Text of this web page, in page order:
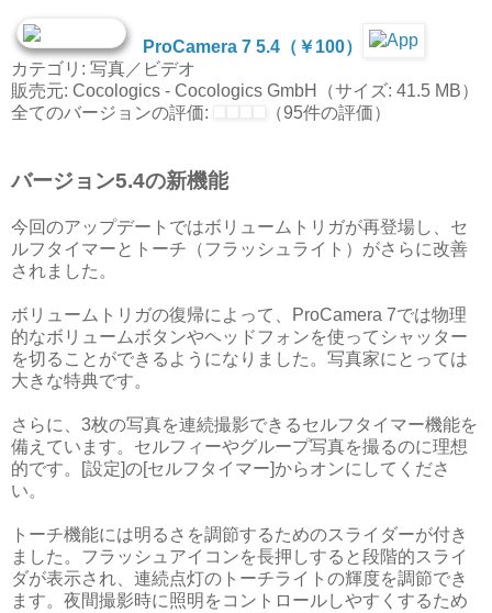
ProCamera 7 5.4（￥100）
カテゴリ: 写真／ビデオ
販売元: Cocologics - Cocologics GmbH（サイズ: 41.5 MB）
全てのバージョンの評価:
（95件の評価）
バージョン5.4の新機能
今回のアップデートではボリュームトリガが再登場し、セ
ルフタイマーとトーチ（フラッシュライト）がさらに改善
されました。
ボリュームトリガの復帰によって、ProCamera 7では物理
的なボリュームボタンやヘッドフォンを使ってシャッター
を切ることができるようになりました。写真家にとっては
大きな特典です。
さらに、3枚の写真を連続撮影できるセルフタイマー機能を
備えています。セルフィーやグループ写真を撮るのに理想
的です。[設定]の[セルフタイマー]からオンにしてくださ
い。
トーチ機能には明るさを調節するためのスライダーが付き
ました。フラッシュアイコンを長押しすると段階的スライ
ダが表示され、連続点灯のトーチライトの輝度を調節でき
ます。夜間撮影時に照明をコントロールしやすくするため